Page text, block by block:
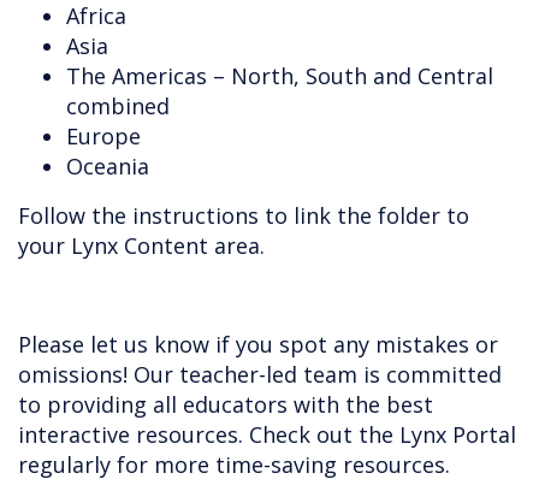
Africa
Asia
The Americas – North, South and Central
combined
Europe
Oceania
Follow the instructions to link the folder to
your Lynx Content area.
Please let us know if you spot any mistakes or
omissions! Our teacher-led team is committed
to providing all educators with the best
interactive resources. Check out the Lynx Portal
regularly for more time-saving resources.